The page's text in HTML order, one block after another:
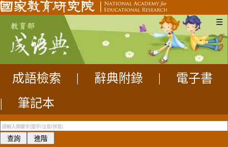
☰
成語檢索 辭典附錄
電子書
|
筆記本